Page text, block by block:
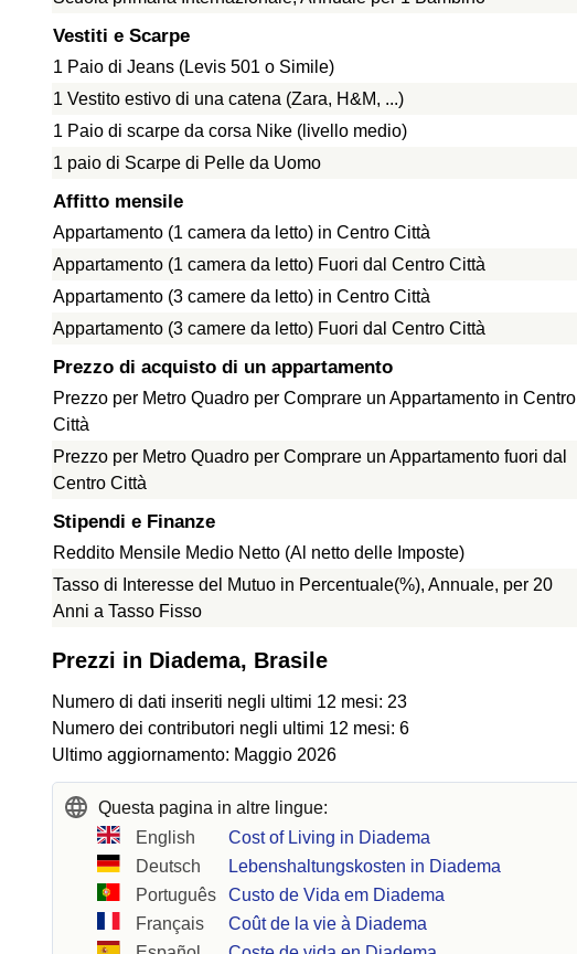
Vestiti e Scarpe
1 Paio di Jeans (Levis 501 o Simile)
1 Vestito estivo di una catena (Zara, H&M, ...)
1 Paio di scarpe da corsa Nike (livello medio)
1 paio di Scarpe di Pelle da Uomo
Affitto mensile
Appartamento (1 camera da letto) in Centro Città
Appartamento (1 camera da letto) Fuori dal Centro Città
Appartamento (3 camere da letto) in Centro Città
Appartamento (3 camere da letto) Fuori dal Centro Città
Prezzo di acquisto di un appartamento
Prezzo per Metro Quadro per Comprare un Appartamento in Centro
Città
Prezzo per Metro Quadro per Comprare un Appartamento fuori dal
Centro Città
Stipendi e Finanze
Reddito Mensile Medio Netto (Al netto delle Imposte)
Tasso di Interesse del Mutuo in Percentuale(%), Annuale, per 20
Anni a Tasso Fisso
Prezzi in Diadema, Brasile
Numero di dati inseriti negli ultimi 12 mesi: 23
Numero dei contributori negli ultimi 12 mesi: 6
Ultimo aggiornamento: Maggio 2026
Questa pagina in altre lingue:
English
Cost of Living in Diadema
Deutsch
Lebenshaltungskosten in Diadema
Português
Custo de Vida em Diadema
Français
Coût de la vie à Diadema